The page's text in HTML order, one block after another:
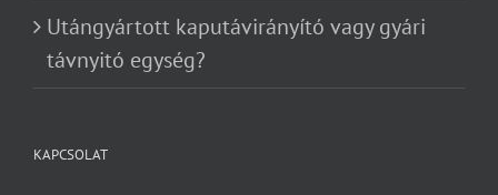
Utángyártott kaputávirányító vagy gyári
távnyitó egység?
KAPCSOLAT